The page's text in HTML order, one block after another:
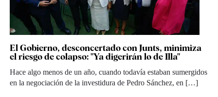
El Gobierno, desconcertado con Junts, minimiza
el riesgo de colapso: "Ya digerirán lo de Illa"
Hace algo menos de un año, cuando todavía estaban sumergidos
en la negociación de la investidura de Pedro Sánchez, en […]